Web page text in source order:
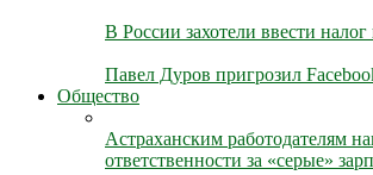
В России захотели ввести
Павел Дуров пригрозил
Общество
Астраханским работодателям
ответственности за «серые»